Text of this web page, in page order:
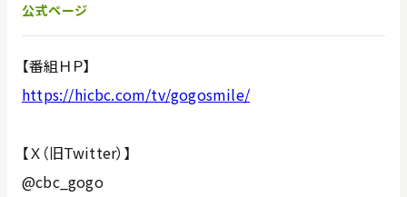
公式ページ
【番組ＨＰ】
https://hicbc.com/tv/gogosmile/
【Ｘ（旧Twitter）】
@cbc_gogo